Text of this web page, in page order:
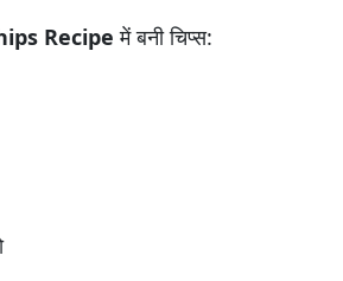
Recipe में बनी चिप्स: